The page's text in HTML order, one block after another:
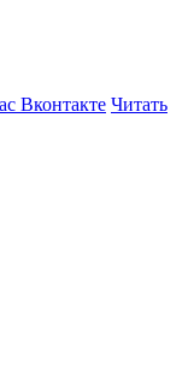
Вконтакте Читать